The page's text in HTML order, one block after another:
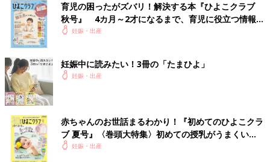
育児の困ったがズバリ！解決する本『ひよこクラブ
秋号』 4カ月～2才になるまで、育児に役立つ情報が
いっぱい！
妊娠・出産
妊娠中に読みたい！3冊の「たまひよ」
妊娠・出産
赤ちゃんのお世話まるわかり！『初めてのひよこクラ
ブ 夏号』〈巻頭大特集〉初めての授乳がうまくい
く！ おっぱい・ミルクの基本と夏のトラブル 解決テ
妊娠・出産